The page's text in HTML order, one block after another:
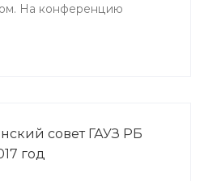
На конференцию
гости.
совет ГАУЗ РБ
год